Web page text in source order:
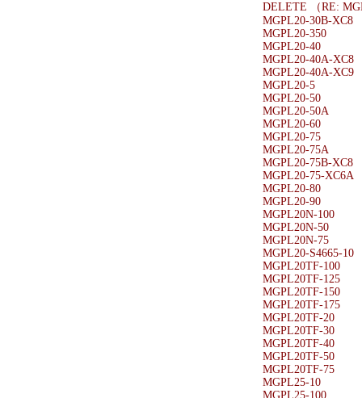
DELETE （RE:
MGPL20-30B-XC8
MGPL20-350
MGPL20-40
MGPL20-40A-XC8
MGPL20-40A-XC9
MGPL20-5
MGPL20-50
MGPL20-50A
MGPL20-60
MGPL20-75
MGPL20-75A
MGPL20-75B-XC8
MGPL20-75-XC6A
MGPL20-80
MGPL20-90
MGPL20N-100
MGPL20N-50
MGPL20N-75
MGPL20-S4665-10
MGPL20TF-100
MGPL20TF-125
MGPL20TF-150
MGPL20TF-175
MGPL20TF-20
MGPL20TF-30
MGPL20TF-40
MGPL20TF-50
MGPL20TF-75
MGPL25-10
MGPL25-100